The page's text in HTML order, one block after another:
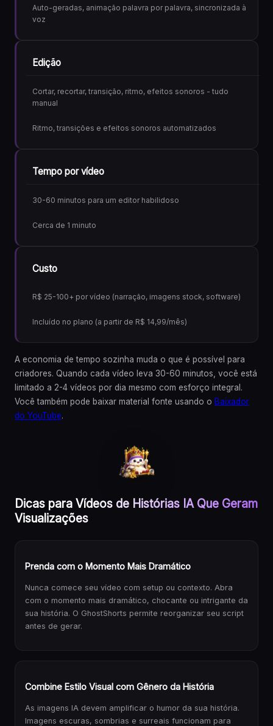
Auto-geradas, animação palavra por palavra, sincronizada à
voz
Edição
Cortar, recortar, transição, ritmo, efeitos sonoros - tudo
manual
Ritmo, transições e efeitos sonoros automatizados
Tempo por vídeo
30-60 minutos para um editor habilidoso
Cerca de 1 minuto
Custo
R$ 25-100+ por vídeo (narração, imagens stock, software)
Incluído no plano (a partir de R$ 14,99/mês)
A economia de tempo sozinha muda o que é possível para
criadores. Quando cada vídeo leva 30-60 minutos, você está
limitado a 2-4 vídeos por dia mesmo com esforço integral.
Você também pode baixar material fonte usando o Baixador
do YouTube.
Dicas para Vídeos de Histórias IA Que Geram
Visualizações
Prenda com o Momento Mais Dramático
Nunca comece seu vídeo com setup ou contexto. Abra
com o momento mais dramático, chocante ou intrigante da
sua história. O GhostShorts permite reorganizar seu script
antes de gerar.
Combine Estilo Visual com Gênero da História
As imagens IA devem amplificar o humor da sua história.
Imagens escuras, sombrias e surreais funcionam para